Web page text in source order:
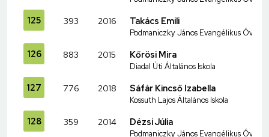
125 393 2016 Takács Emili
Podmaniczky János Evangélikus Óvoda
126 883 2015 Kőrösi Mira
Diadal Úti Általános Iskola
127 776 2018 Sáfár Kincső Izabella
Kossuth Lajos Általános Iskola
128 359 2014 Dézsi Júlia
Podmaniczky János Evangélikus Óvoda